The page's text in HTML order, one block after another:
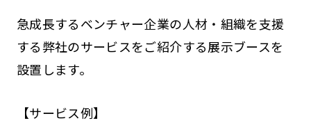
急成長するベンチャー企業の人材・組織を支援
する弊社のサービスをご紹介する展示ブースを
設置します。
【サービス例】